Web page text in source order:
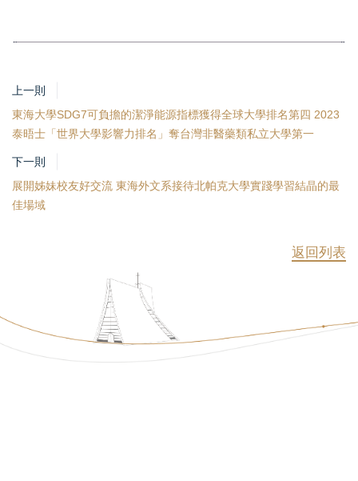
上一則
東海大學SDG7可負擔的潔淨能源指標獲得全球大學排名第四 2023
泰晤士「世界大學影響力排名」奪台灣非醫藥類私立大學第一
下一則
展開姊妹校友好交流 東海外文系接待北帕克大學實踐學習結晶的最
佳場域
返回列表